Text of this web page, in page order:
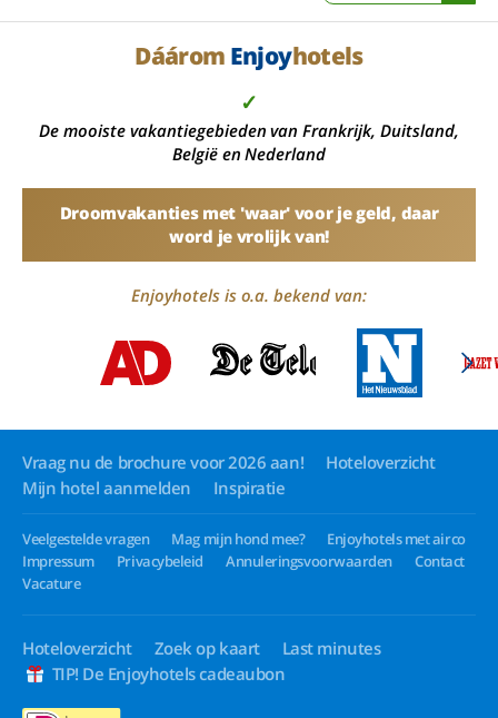
Dáárom Enjoyhotels
✓
De mooiste vakantiegebieden van Frankrijk, Duitsland,
België en Nederland
Droomvakanties met 'waar' voor je geld, daar
word je vrolijk van!
Enjoyhotels is o.a. bekend van:
Vraag nu de brochure voor 2026 aan!
Hoteloverzicht
Mijn hotel aanmelden
Inspiratie
Veelgestelde vragen Mag mijn hond mee?
Enjoyhotels met airco
Impressum
Privacybeleid Annuleringsvoorwaarden
Contact
Vacature
Hoteloverzicht Zoek op kaart
Last minutes
TIP! De Enjoyhotels cadeaubon